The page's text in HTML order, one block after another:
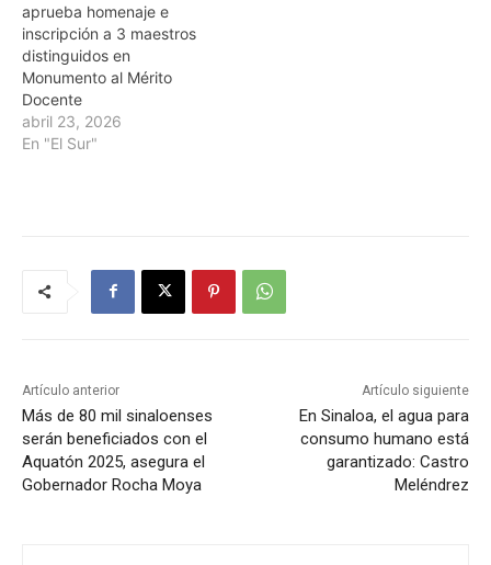
aprueba homenaje e
inscripción a 3 maestros
distinguidos en
Monumento al Mérito
Docente
abril 23, 2026
En "El Sur"
Artículo anterior
Más de 80 mil sinaloenses
serán beneficiados con el
Aquatón 2025, asegura el
Gobernador Rocha Moya
Artículo siguiente
En Sinaloa, el agua para
consumo humano está
garantizado: Castro
Meléndrez